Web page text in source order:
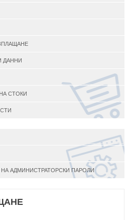
ДАННИ
СТОКИ
АДМИНИСТРАТОРСКИ ПАРОЛИ